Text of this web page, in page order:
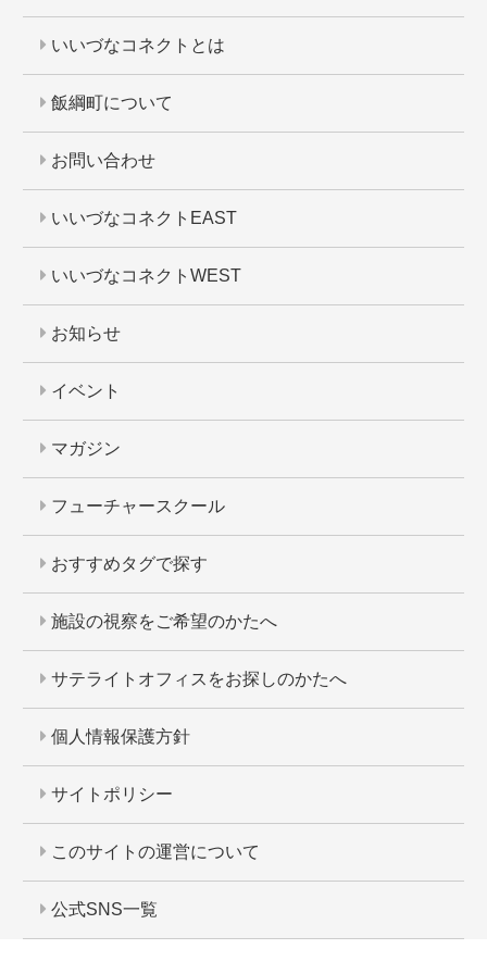
いいづなコネクトとは
飯綱町について
お問い合わせ
いいづなコネクトEAST
いいづなコネクトWEST
お知らせ
イベント
マガジン
フューチャースクール
おすすめタグで探す
施設の視察をご希望のかたへ
サテライトオフィスをお探しのかたへ
個人情報保護方針
サイトポリシー
このサイトの運営について
公式SNS一覧